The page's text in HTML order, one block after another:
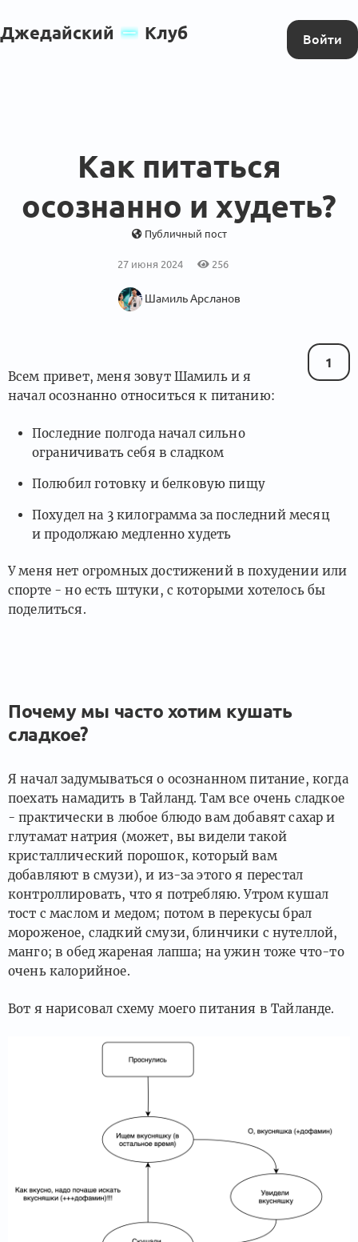
Джедайский Клуб Войти
Как питаться
осознанно и худеть?
Публичный пост
27 июня 2024 256
Шамиль Арсланов
1
Всем привет, меня зовут Шамиль и я
начал осознанно относиться к питанию:
Последние полгода начал сильно
ограничивать себя в сладком
Полюбил готовку и белковую пищу
Похудел на 3 килограмма за последний месяц
и продолжаю медленно худеть
У меня нет огромных достижений в похудении или
спорте - но есть штуки, с которыми хотелось бы
поделиться.
Почему мы часто хотим кушать
сладкое?
Я начал задумываться о осознанном питание, когда
поехать намадить в Тайланд. Там все очень сладкое
- практически в любое блюдо вам добавят сахар и
глутамат натрия (может, вы видели такой
кристаллический порошок, который вам
добавляют в смузи), и из-за этого я перестал
контроллировать, что я потребляю. Утром кушал
тост с маслом и медом; потом в перекусы брал
мороженое, сладкий смузи, блинчики с нутеллой,
манго; в обед жареная лапша; на ужин тоже что-то
очень калорийное.
Вот я нарисовал схему моего питания в Тайланде.